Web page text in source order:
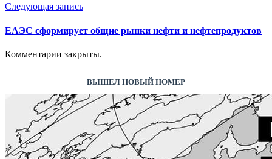
Следующая запись
ЕАЭС сформирует общие рынки нефти и нефтепродуктов
Комментарии закрыты.
ВЫШЕЛ НОВЫЙ НОМЕР